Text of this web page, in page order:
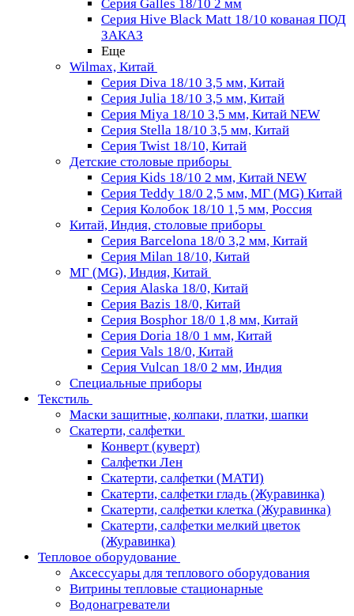
Серия Galles 18/10 2 мм
Серия Hive Black Matt 18/10 кованая ПОД
ЗАКАЗ
Еще
Wilmax, Китай
Серия Diva 18/10 3,5 мм, Китай
Серия Julia 18/10 3,5 мм, Китай
Серия Miya 18/10 3,5 мм, Китай NEW
Серия Stella 18/10 3,5 мм, Китай
Серия Twist 18/10, Китай
Детские столовые приборы
Серия Kids 18/10 2 мм, Китай NEW
Серия Teddy 18/0 2,5 мм, МГ (MG) Китай
Серия Колобок 18/10 1,5 мм, Россия
Китай, Индия, столовые приборы
Серия Barcelona 18/0 3,2 мм, Китай
Серия Milan 18/10, Китай
МГ (MG), Индия, Китай
Серия Alaska 18/0, Китай
Серия Bazis 18/0, Китай
Серия Bosphor 18/0 1,8 мм, Китай
Серия Doria 18/0 1 мм, Китай
Серия Vals 18/0, Китай
Серия Vulcan 18/0 2 мм, Индия
Специальные приборы
Текстиль
Маски защитные, колпаки, платки, шапки
Скатерти, салфетки
Конверт (куверт)
Салфетки Лен
Скатерти, салфетки (МАТИ)
Скатерти, салфетки гладь (Журавинка)
Скатерти, салфетки клетка (Журавинка)
Скатерти, салфетки мелкий цветок
(Журавинка)
Тепловое оборудование
Аксессуары для теплового оборудования
Витрины тепловые стационарные
Водонагреватели